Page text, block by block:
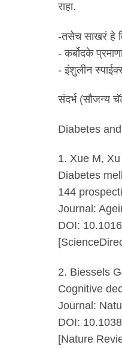
राहा.
-तसेच साखरं हे
- कर्बोदके
- इंशुलीन
संदर्भ (सौजन्य
Diabetes
1. Xue M,
Diabetes
144
Journal:
DOI:
2. Biessels
Cognitive
Journal:
DOI:
[Nature